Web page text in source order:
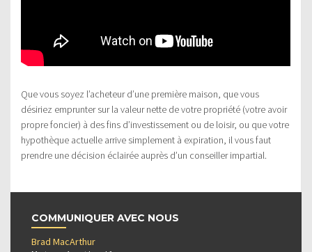
Que vous soyez l’acheteur d’une première maison, que vous
désiriez emprunter sur la valeur nette de votre propriété (votre avoir
propre foncier) à des fins d’investissement ou de loisir, ou que votre
hypothèque actuelle arrive simplement à expiration, il vous faut
prendre une décision éclairée auprès d’un conseiller impartial.
COMMUNIQUER AVEC NOUS
Brad MacArthur